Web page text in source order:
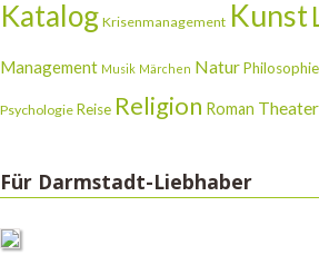
Katalog Krisenmanagement Kunst
Management Musik Märchen NaturPhilosophie
Psychologie Reise Religion Roman Theater
Für Darmstadt-Liebhaber